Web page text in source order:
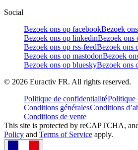
Social
Bezoek ons op facebookBezoek
Bezoek ons op linkedinBezoek ons
Bezoek ons op rss-feedBezoek ons
Bezoek ons op mastodonBezoek
Bezoek ons op blueskyBezoek ons
© 2026 Euractiv FR. All rights reserved.
Politique de confidentialitéPolitique
Conditions généralesConditions
Conditions de vente
This site is protected by reCAPTCHA,
Policy and Terms of Service apply.